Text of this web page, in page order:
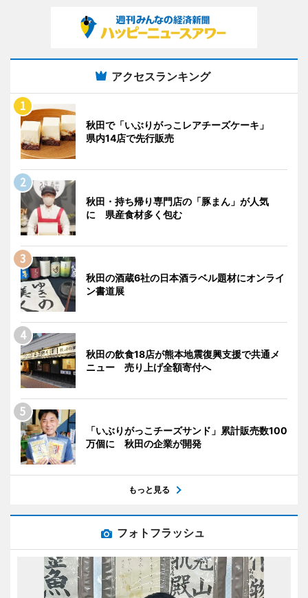
アクセスランキング
秋田で「いぶりがっこレアチーズケーキ」
県内14店で先行販売
秋田・持ち帰り専門店の「豚まん」が人気
に 県産食材多く包む
秋田の酒蔵6社の日本酒ラベル題材にオンライ
ン書道展
秋田の飲食18店が熊本地震復興支援で共通メ
ニュー 売り上げ全額寄付へ
「いぶりがっこチーズサンド」累計販売数100
万個に 秋田の企業が開発
もっと見る
フォトフラッシュ